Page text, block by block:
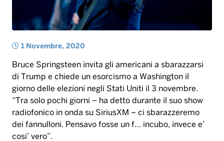
1 Novembre, 2020
Bruce Springsteen invita gli americani a sbarazzarsi
di Trump e chiede un esorcismo a Washington il
giorno delle elezioni negli Stati Uniti il 3 novembre.
“Tra solo pochi giorni – ha detto durante il suo show
radiofonico in onda su SiriusXM – ci sbarazzeremo
dei fannulloni. Pensavo fosse un f… incubo, invece e’
cosi’ vero”.